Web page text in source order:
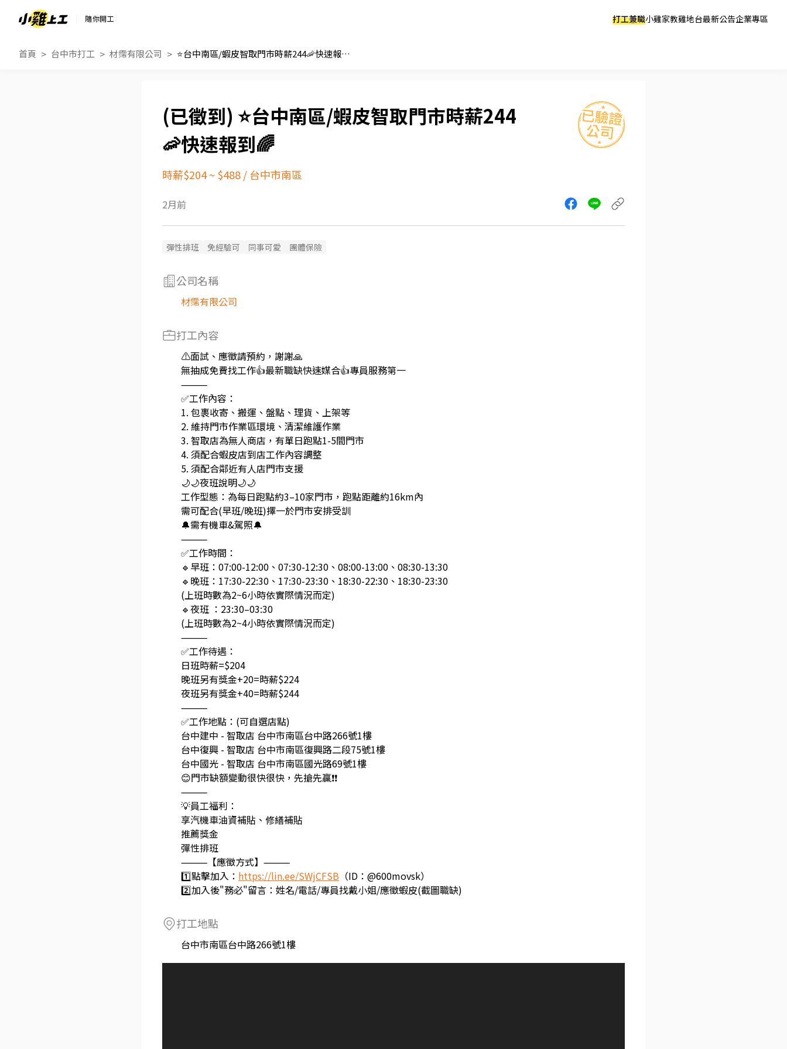
隨你開工 打工兼職小雞家教雞地台最新公告企業專區
首頁 台中市打工 材霈有限公司 ⭐台中南區/蝦皮智取門市時薪244🦐快速報到🌈
⭐台中南區/蝦皮智取門市時薪244
🦐快速報到🌈
時薪$204 ~ $488/ 台中市南區
2月前
彈性排班 免經驗可 同事可愛 團體保險
公司名稱
材霈有限公司
打工內容
⚠️面試、應徵請預約，謝謝🙏
無抽成免費找工作👍最新職缺快速媒合👍專員服務第一
⸻
✅工作內容：
1. 包裹收寄、搬運、盤點、理貨、上架等
2. 維持門市作業區環境、清潔維護作業
3. 智取店為無人商店，有單日跑點1-5間門市
4. 須配合蝦皮店到店工作內容調整
5. 須配合鄰近有人店門市支援
🌙🌙夜班說明🌙🌙
工作型態：為每日跑點約3–10家門市，跑點距離約16km內
需可配合(早班/晚班)擇一於門市安排受訓
🔔需有機車&駕照🔔
⸻
✅工作時間：
🔹早班：07:00-12:00、07:30-12:30、08:00-13:00、08:30-13:30
🔹晚班：17:30-22:30、17:30-23:30、18:30-22:30、18:30-23:30
(上班時數為2~6小時依實際情況而定)
🔹夜班 ：23:30–03:30
(上班時數為2~4小時依實際情況而定)
⸻
✅工作待遇：
日班時薪=$204
晚班另有獎金+20=時薪$224
夜班另有獎金+40=時薪$244
⸻
✅工作地點：(可自選店點)
台中建中 - 智取店 台中市南區台中路266號1樓
台中復興 - 智取店 台中市南區復興路二段75號1樓
台中國光 - 智取店 台中市南區國光路69號1樓
😊門市缺額變動很快很快，先搶先贏❗❗
⸻
💡員工福利：
享汽機車油資補貼、修繕補貼
推薦獎金
彈性排班
⸻【應徵方式】⸻
1️⃣點擊加入： https://lin.ee/SWjCFSB （ID：@600movsk）
2️⃣加入後"務必"留言：姓名/電話/專員找戴小姐/應徵蝦皮(截圖職缺)
打工地點
台中市南區台中路266號1樓